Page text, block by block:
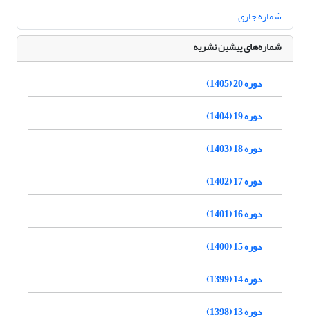
شماره جاری
شماره‌های پیشین نشریه
دوره 20 (1405)
دوره 19 (1404)
دوره 18 (1403)
دوره 17 (1402)
دوره 16 (1401)
دوره 15 (1400)
دوره 14 (1399)
دوره 13 (1398)